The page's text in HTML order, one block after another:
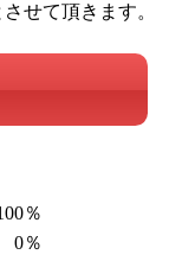
せて頂きます。
％
0％